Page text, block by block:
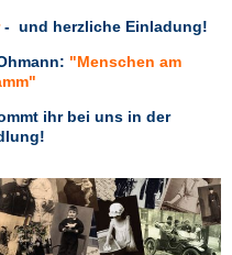
- und herzliche Einladung!
"Menschen am
ihr bei uns in der